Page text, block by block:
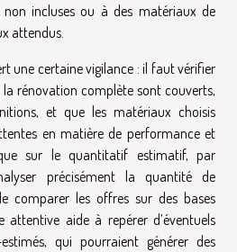
non incluses ou à des matériaux de
attendus.
une certaine vigilance : il faut vérifier
rénovation complète sont couverts,
et que les matériaux choisis
en matière de performance et
sur le quantitatif estimatif, par
précisément la quantité de
comparer les offres sur des bases
attentive aide à repérer d’éventuels
qui pourraient générer des